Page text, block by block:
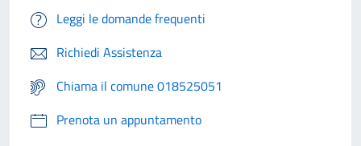
Leggi le domande frequenti
Richiedi Assistenza
Chiama il comune 018525051
Prenota un appuntamento